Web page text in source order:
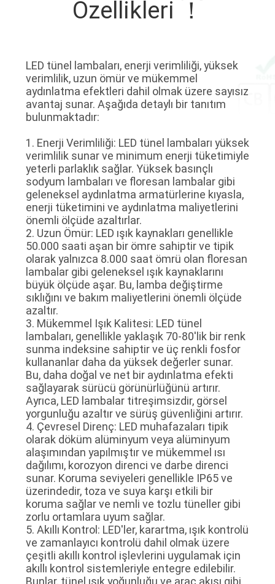
BIZE
ULAŞIN
BIR
TEKLIF
ISTEĞI
SITE
HARITASI
PRIVACY
POLICY
Özellikleri ！
LED tünel lambaları, enerji verimliliği, yüksek
verimlilik, uzun ömür ve mükemmel
aydınlatma efektleri dahil olmak üzere sayısız
avantaj sunar. Aşağıda detaylı bir tanıtım
bulunmaktadır:
1. Enerji Verimliliği: LED tünel lambaları yüksek
verimlilik sunar ve minimum enerji tüketimiyle
yeterli parlaklık sağlar. Yüksek basınçlı
sodyum lambaları ve floresan lambalar gibi
geleneksel aydınlatma armatürlerine kıyasla,
enerji tüketimini ve aydınlatma maliyetlerini
önemli ölçüde azaltırlar.
2. Uzun Ömür: LED ışık kaynakları genellikle
50.000 saati aşan bir ömre sahiptir ve tipik
olarak yalnızca 8.000 saat ömrü olan floresan
lambalar gibi geleneksel ışık kaynaklarını
büyük ölçüde aşar. Bu, lamba değiştirme
sıklığını ve bakım maliyetlerini önemli ölçüde
azaltır.
3. Mükemmel Işık Kalitesi: LED tünel
lambaları, genellikle yaklaşık 70-80'lik bir renk
sunma indeksine sahiptir ve üç renkli fosfor
kullananlar daha da yüksek değerler sunar.
Bu, daha doğal ve net bir aydınlatma efekti
sağlayarak sürücü görünürlüğünü artırır.
Ayrıca, LED lambalar titreşimsizdir, görsel
yorgunluğu azaltır ve sürüş güvenliğini artırır.
4. Çevresel Direnç: LED muhafazaları tipik
olarak döküm alüminyum veya alüminyum
alaşımından yapılmıştır ve mükemmel ısı
dağılımı, korozyon direnci ve darbe direnci
sunar. Koruma seviyeleri genellikle IP65 ve
üzerindedir, toza ve suya karşı etkili bir
koruma sağlar ve nemli ve tozlu tüneller gibi
zorlu ortamlara uyum sağlar.
5. Akıllı Kontrol: LED'ler, karartma, ışık kontrolü
ve zamanlayıcı kontrolü dahil olmak üzere
çeşitli akıllı kontrol işlevlerini uygulamak için
akıllı kontrol sistemleriyle entegre edilebilir.
Bunlar, tünel ışık yoğunluğu ve araç akışı gibi